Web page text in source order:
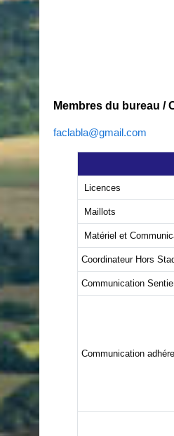
Membres du bureau /
faclabla@gmail.com
Licences
Maillots
Matériel et
Coordinateur Hors
Communication
Communication